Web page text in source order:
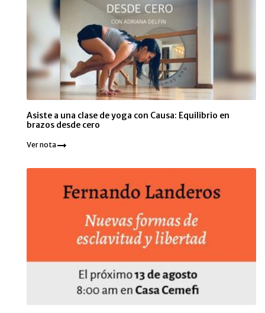
Asiste a una clase de yoga con Causa: Equilibrio en
brazos desde cero
Ver nota